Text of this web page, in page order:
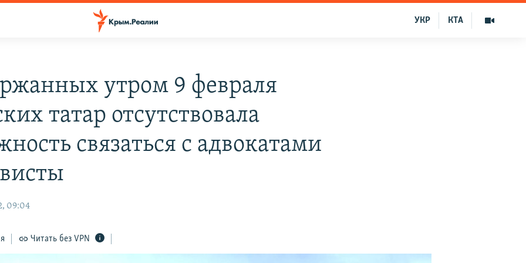
КТА
УКР
утром 9 февраля
татар отсутствовала
связаться с адвокатами
09:04
Читать без VPN